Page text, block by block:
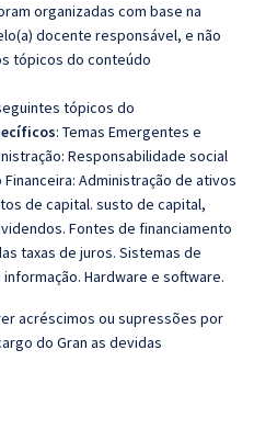
organizadas com base na
docente responsável, e não
tópicos do conteúdo
tópicos do
: Temas Emergentes e
Responsabilidade social
Administração de ativos
de capital. susto de capital,
Fontes de financiamento
taxas de juros. Sistemas de
Hardware e software.
acréscimos ou supressões por
do Gran as devidas